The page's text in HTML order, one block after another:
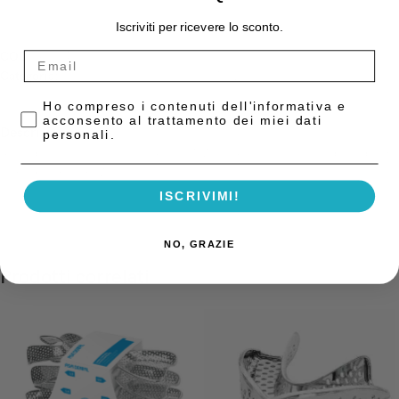
COD:S2804-6
Descrizione
Prodotti correlati
Iscriviti per ricevere lo sconto.
Privacy Policy
Ho compreso i contenuti dell'informativa e
acconsento al trattamento dei miei dati
personali.
ISCRIVIMI!
NO, GRAZIE